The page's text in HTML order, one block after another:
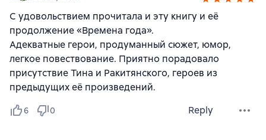
С удовольствием прочитала и эту книгу и её
продолжение «Времена года».
Адекватные герои, продуманный сюжет, юмор,
легкое повествование. Приятно порадовало
присутствие Тина и Ракитянского, героев из
предыдущих её произведений.
6 0 Reply